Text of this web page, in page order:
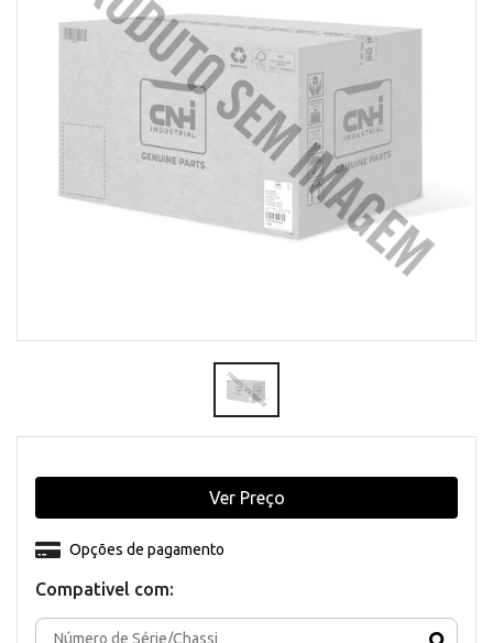
Compativel com:
Opções de pagamento
Ver Preço